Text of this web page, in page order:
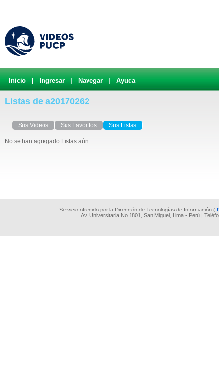
Inicio Ingresar Navegar Ayuda
Listas de a20170262
Sus Videos Sus Favoritos Sus Listas
No se han agregado Listas aún
Servicio ofrecido por la Dirección de Tecnologías de Información (
Av. Universitaria No 1801, San Miguel, Lima - Perú |